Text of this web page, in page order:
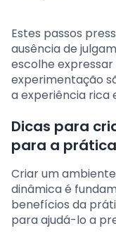
Estes passos
ausência de
escolhe expressar
experimentação
a experiência rica
Dicas para
para a prática
Criar um
dinâmica é
benefícios da
para ajudá-lo a